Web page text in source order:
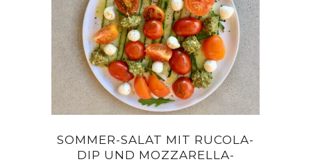
SOMMER-SALAT MIT RUCOLA-
DIP UND MOZZARELLA-